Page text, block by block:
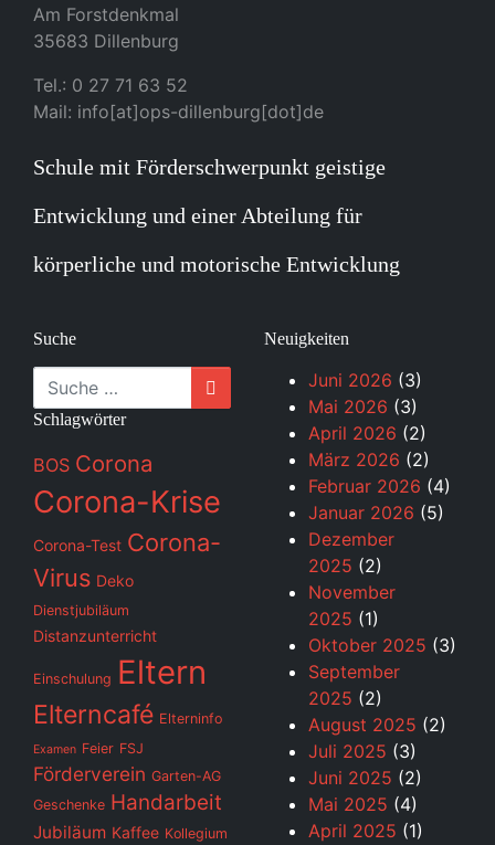
Am Forstdenkmal
35683 Dillenburg
Tel.: 0 27 71 63 52
Mail: info[at]ops-dillenburg[dot]de
Schule mit Förderschwerpunkt geistige
Entwicklung und einer Abteilung für
körperliche und motorische Entwicklung
Suche
Suche
Schlagwörter
BOS Corona
Corona-Krise
Corona-Test Corona-
Virus Deko
Dienstjubiläum
Distanzunterricht
Einschulung Eltern
Elterncafé Elterninfo
Examen Feier FSJ
Förderverein Garten-AG
Geschenke Handarbeit
Jubiläum Kaffee Kollegium
Neuigkeiten
Juni 2026 (3)
Mai 2026 (3)
April 2026 (2)
März 2026 (2)
Februar 2026 (4)
Januar 2026 (5)
Dezember
2025 (2)
November
2025 (1)
Oktober 2025 (3)
September
2025 (2)
August 2025 (2)
Juli 2025 (3)
Juni 2025 (2)
Mai 2025 (4)
April 2025 (1)